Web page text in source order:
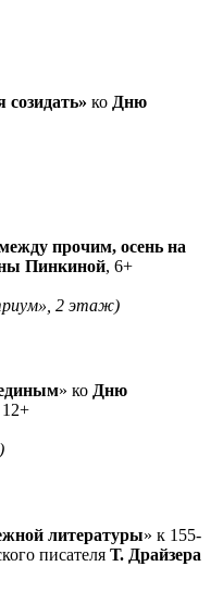
созидать» ко Дню
прочим, осень на
Пинкиной, 6+
2 этаж)
» ко Дню
12+
литературы» к 155-
писателя Т. Драйзера